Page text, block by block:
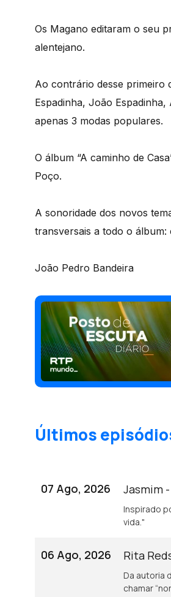
Os Magano editaram o seu
alentejano.
Ao contrário desse primeiro
Espadinha, João
apenas 3 modas populares.
O álbum “A caminho de
Poço.
A sonoridade dos novos
transversais a todo o álbum:
João Pedro Bandeira
Últimos
07 Ago, 2026 Jasmim
Inspirado por um verso do poeta Pedro Tamen: "Baba-se o
vida."
06 Ago, 2026 Rita
Da autoria
chamar